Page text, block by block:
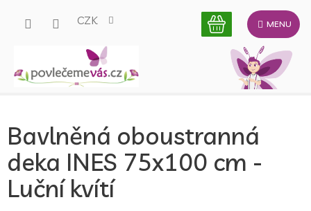
CZK
Bavlněná oboustranná
deka INES 75x100 cm -
Luční kvítí